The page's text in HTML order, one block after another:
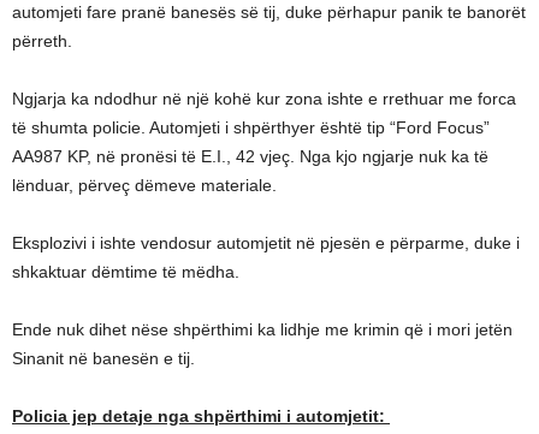
automjeti fare pranë banesës së tij, duke përhapur panik te banorët
përreth.
Ngjarja ka ndodhur në një kohë kur zona ishte e rrethuar me forca
të shumta policie. Automjeti i shpërthyer është tip “Ford Focus”
AA987 KP, në pronësi të E.I., 42 vjeç. Nga kjo ngjarje nuk ka të
lënduar, përveç dëmeve materiale.
Eksplozivi i ishte vendosur automjetit në pjesën e përparme, duke i
shkaktuar dëmtime të mëdha.
Ende nuk dihet nëse shpërthimi ka lidhje me krimin që i mori jetën
Sinanit në banesën e tij.
Policia jep detaje nga shpërthimi i automjetit: